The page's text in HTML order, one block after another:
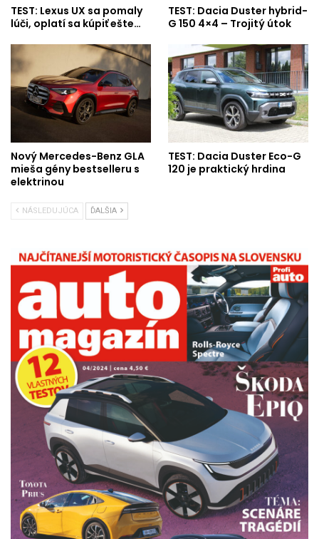
TEST: Lexus UX sa pomaly
lúči, oplatí sa kúpiť ešte…
TEST: Dacia Duster hybrid-
G 150 4×4 – Trojitý útok
Nový Mercedes-Benz GLA
mieša gény bestselleru s
elektrinou
TEST: Dacia Duster Eco-G
120 je praktický hrdina
NÁSLEDUJÚCA ĎALŠIA